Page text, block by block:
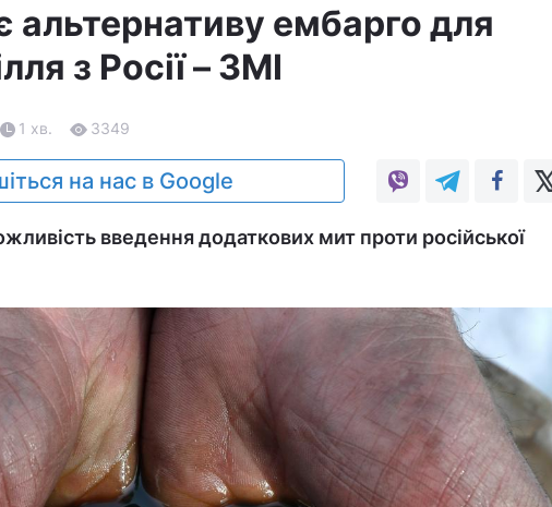
альтернативу ембарго для
з Росії – ЗМІ
1 хв. 3349
на нас в Google
введення додаткових мит проти російської